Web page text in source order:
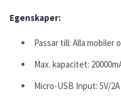
Egenskaper:
Passar till: Alla mobiler
Max. kapacitet:
Micro-USB Input: 5V/2A